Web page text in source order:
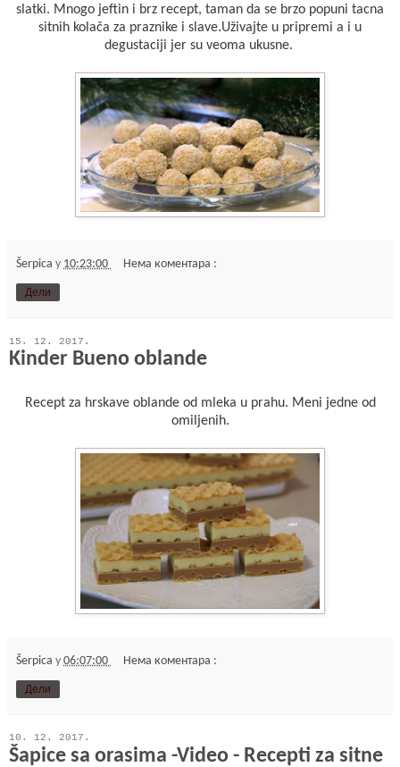
slatki. Mnogo jeftin i brz recept, taman da se brzo popuni tacna
sitnih kolača za praznike i slave.Uživajte u pripremi a i u
degustaciji jer su veoma ukusne.
Šerpica у 10:23:00 Нема коментара :
Дели
15. 12. 2017.
Kinder Bueno oblande
Recept za hrskave oblande od mleka u prahu. Meni jedne od
omiljenih.
Šerpica у 06:07:00 Нема коментара :
Дели
10. 12. 2017.
Šapice sa orasima -Video - Recepti za sitne